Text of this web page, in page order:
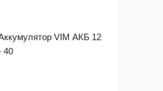
VIM АКБ 12
40